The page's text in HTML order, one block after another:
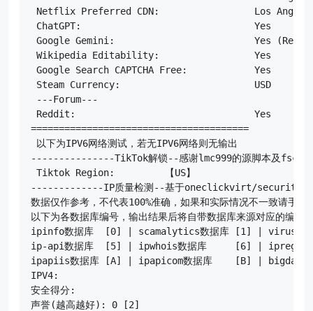
Netflix Preferred CDN:                 Los
ChatGPT:                               Yes
Google Gemini:                         Yes
Wikipedia Editability:                 Yes
Google Search CAPTCHA Free:            Yes
Steam Currency:                        USD
---Forum---
Reddit:                                Yes
=======================================
以下为IPV6网络测试，若无IPV6网络则无输出
---------------TikTok解锁--感谢lmc999的源脚本及
Tiktok Region:         【US】
-------------IP质量检测--基于oneclickvirt/
数据仅作参考，不代表100%准确，如果和实际情况不一致请手动
以下为各数据库编号，输出结果后将自带数据库来源对应的编号
ipinfo数据库  [0] | scamalytics数据库 [1] |
ip-api数据库  [5] | ipwhois数据库     [6] |
ipapiis数据库 [A] | ipapicom数据库    [B] |
IPV4:
安全得分:
声誉(越高越好): 0 [2]